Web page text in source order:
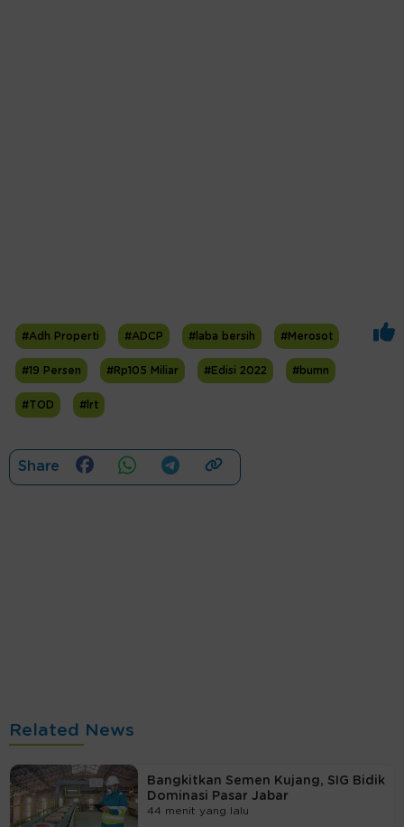
#Adh Properti #ADCP #laba bersih #Merosot
#19 Persen #Rp105 Miliar #Edisi 2022 #bumn
#TOD #lrt
Share
Related News
Bangkitkan Semen Kujang, SIG Bidik
Dominasi Pasar Jabar
44 menit yang lalu